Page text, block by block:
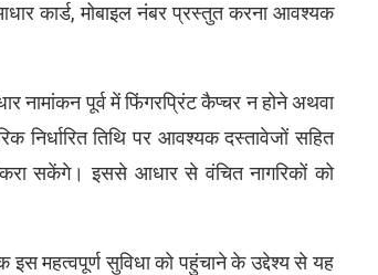
कार्ड, मोबाइल नंबर प्रस्तुत करना आवश्यक
नामांकन पूर्व में फिंगरप्रिंट कैप्चर न होने अथवा
निर्धारित तिथि पर आवश्यक दस्तावेजों सहित
सकेंगे। इससे आधार से वंचित नागरिकों को
इस महत्वपूर्ण सुविधा को पहुंचाने के उद्देश्य से यह